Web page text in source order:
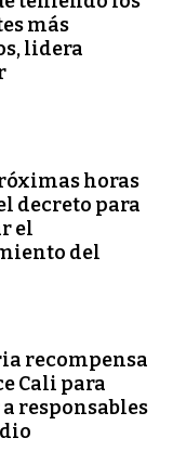
más
lidera
horas
decreto para
el
del
recompensa
Cali para
responsables